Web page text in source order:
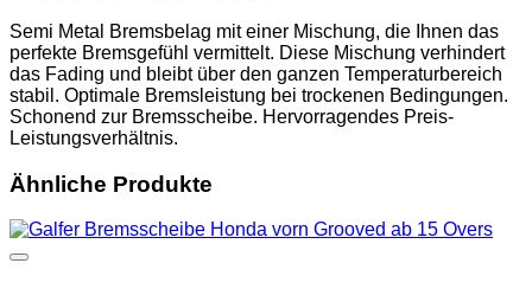
Semi Metal Bremsbelag mit einer Mischung, die Ihnen das
perfekte Bremsgefühl vermittelt. Diese Mischung verhindert
das Fading und bleibt über den ganzen Temperaturbereich
stabil. Optimale Bremsleistung bei trockenen Bedingungen.
Schonend zur Bremsscheibe. Hervorragendes Preis-
Leistungsverhältnis.
Ähnliche Produkte